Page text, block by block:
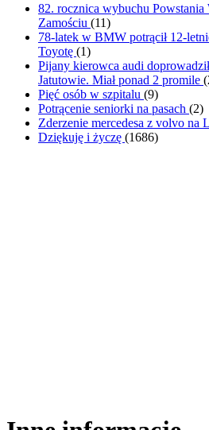
82. rocznica wybuchu Powstania
Zamościu (11)
78-latek w BMW potrącił 12-
Toyotę (1)
Pijany kierowca audi
Jatutowie. Miał ponad 2 promile (
Pięć osób w szpitalu (9)
Potrącenie seniorki na pasach (2)
Zderzenie mercedesa z volvo na
Dziękuję i życzę (1686)